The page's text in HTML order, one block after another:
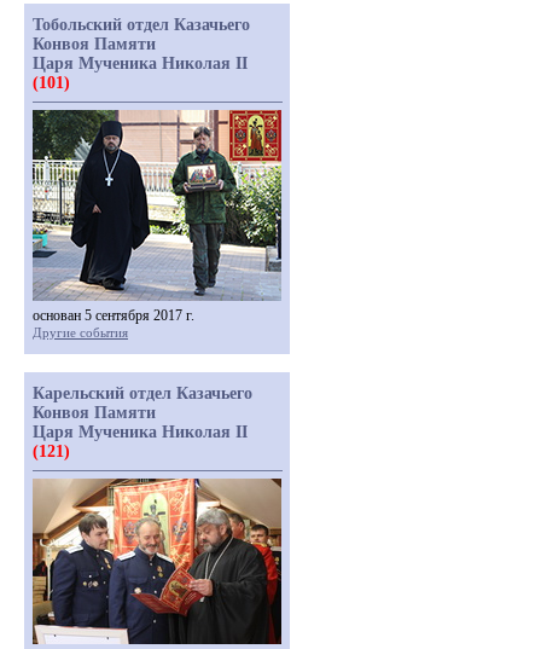
Тобольский отдел Казачьего
Конвоя Памяти
Царя Мученика Николая II
(101)
основан 5 сентября 2017 г.
Другие события
Карельский отдел Казачьего
Конвоя Памяти
Царя Мученика Николая II
(121)